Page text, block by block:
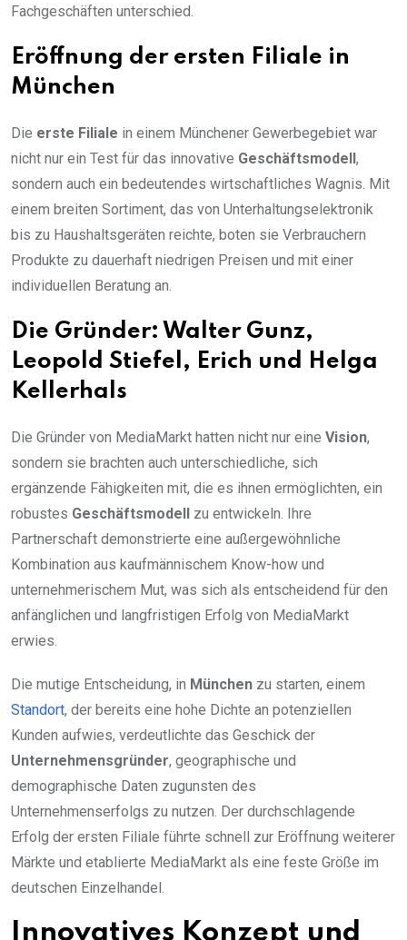
Fachgeschäften unterschied.
Eröffnung der ersten Filiale in
München
Die erste Filiale in einem Münchener Gewerbegebiet war
nicht nur ein Test für das innovative Geschäftsmodell ,
sondern auch ein bedeutendes wirtschaftliches Wagnis. Mit
einem breiten Sortiment, das von Unterhaltungselektronik
bis zu Haushaltsgeräten reichte, boten sie Verbrauchern
Produkte zu dauerhaft niedrigen Preisen und mit einer
individuellen Beratung an.
Die Gründer: Walter Gunz,
Leopold Stiefel, Erich und Helga
Kellerhals
Die Gründer von MediaMarkt hatten nicht nur eine Vision,
sondern sie brachten auch unterschiedliche, sich
ergänzende Fähigkeiten mit, die es ihnen ermöglichten, ein
robustes Geschäftsmodell
zu entwickeln. Ihre
Partnerschaft demonstrierte eine außergewöhnliche
Kombination aus kaufmännischem Know-how und
unternehmerischem Mut, was sich als entscheidend für den
anfänglichen und langfristigen Erfolg von MediaMarkt
erwies.
Die mutige Entscheidung, in München zu starten, einem
Standort, der bereits eine hohe Dichte an potenziellen
Kunden aufwies, verdeutlichte das Geschick der
Unternehmensgründer, geographische und
demographische Daten zugunsten des
Unternehmenserfolgs zu nutzen. Der durchschlagende
Erfolg der ersten Filiale führte schnell zur Eröffnung weiterer
Märkte und etablierte MediaMarkt als eine feste Größe im
deutschen Einzelhandel.
Innovatives Konzept und